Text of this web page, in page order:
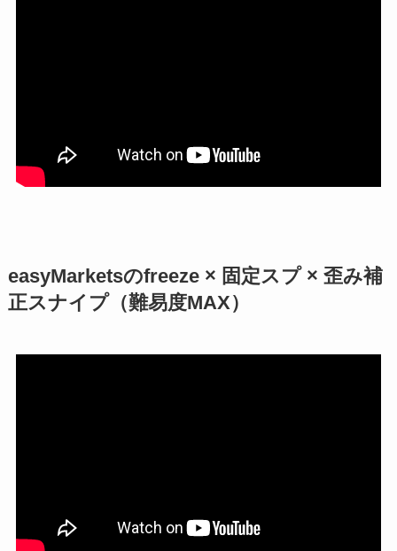
easyMarketsのfreeze × 固定スプ × 歪み補
正スナイプ（難易度MAX）